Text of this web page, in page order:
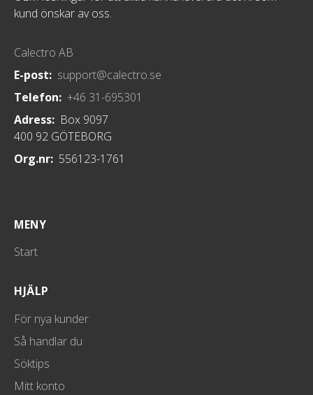
kund önskar av oss.
Calectro AB
E-post: support@calectro.se
Telefon: +46 31-695301
Adress: Box 9097
400 92 GÖTEBORG
Org.nr: 556123-1761
MENY
Start
HJÄLP
För nya kunder
Så handlar du
Söktips
Mitt konto